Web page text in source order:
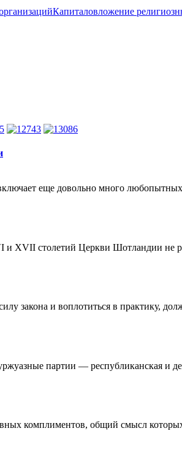
Капиталовложение
еще довольно много
XVII столетий Церкви Шотландии не
закона и воплотиться в практику,
партии — республиканская и
комплиментов, общий смысл